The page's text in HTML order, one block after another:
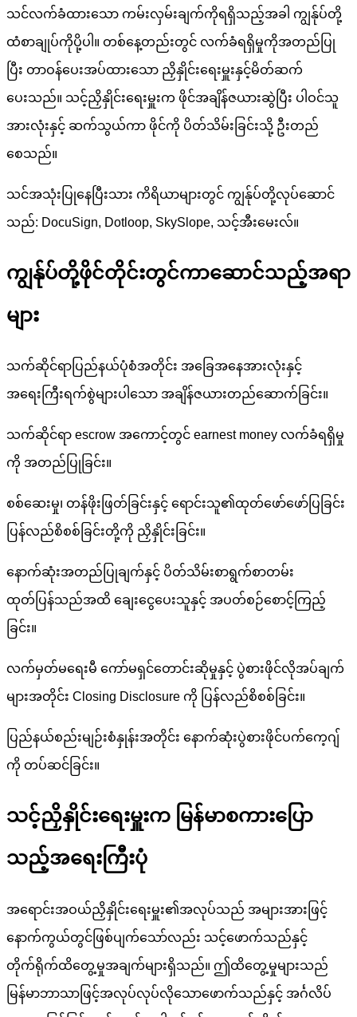
သင်လက်ခံထားသော ကမ်းလှမ်းချက်ကိုရရှိသည့်အခါ ကျွန်ုပ်တို့
ထံစာချုပ်ကိုပို့ပါ။ တစ်နေ့တည်းတွင် လက်ခံရရှိမှုကိုအတည်ပြု
ပြီး တာဝန်ပေးအပ်ထားသော ညှိနှိုင်းရေးမှူးနှင့်မိတ်ဆက်
ပေးသည်။ သင့်ညှိနှိုင်းရေးမှူးက ဖိုင်အချိန်ဇယားဆွဲပြီး ပါဝင်သူ
အားလုံးနှင့် ဆက်သွယ်ကာ ဖိုင်ကို ပိတ်သိမ်းခြင်းသို့ ဦးတည်
စေသည်။
သင်အသုံးပြုနေပြီးသား ကိရိယာများတွင် ကျွန်ုပ်တို့လုပ်ဆောင်
သည်: DocuSign, Dotloop, SkySlope, သင့်အီးမေးလ်။
ကျွန်ုပ်တို့ဖိုင်တိုင်းတွင်ကာဆောင်သည့်အရာ
များ
သက်ဆိုင်ရာပြည်နယ်ပုံစံအတိုင်း အခြေအနေအားလုံးနှင့်
အရေးကြီးရက်စွဲများပါသော အချိန်ဇယားတည်ဆောက်ခြင်း။
သက်ဆိုင်ရာ escrow အကောင့်တွင် earnest money လက်ခံရရှိမှု
ကို အတည်ပြုခြင်း။
စစ်ဆေးမှု၊ တန်ဖိုးဖြတ်ခြင်းနှင့် ရောင်းသူ၏ထုတ်ဖော်ဖော်ပြခြင်း
ပြန်လည်စိစစ်ခြင်းတို့ကို ညှိနှိုင်းခြင်း။
နောက်ဆုံးအတည်ပြုချက်နှင့် ပိတ်သိမ်းစာရွက်စာတမ်း
ထုတ်ပြန်သည်အထိ ချေးငွေပေးသူနှင့် အပတ်စဉ်စောင့်ကြည့်
ခြင်း။
လက်မှတ်မရေးမီ ကော်မရှင်တောင်းဆိုမှုနှင့် ပွဲစားဖိုင်လိုအပ်ချက်
များအတိုင်း Closing Disclosure ကို ပြန်လည်စိစစ်ခြင်း။
ပြည်နယ်စည်းမျဉ်းစံနှုန်းအတိုင်း နောက်ဆုံးပွဲစားဖိုင်ပက်ကေ့ဂျ်
ကို တပ်ဆင်ခြင်း။
သင့်ညှိနှိုင်းရေးမှူးက မြန်မာစကားပြော
သည့်အရေးကြီးပုံ
အရောင်းအဝယ်ညှိနှိုင်းရေးမှူး၏အလုပ်သည် အများအားဖြင့်
နောက်ကွယ်တွင်ဖြစ်ပျက်သော်လည်း သင့်ဖောက်သည်နှင့်
တိုက်ရိုက်ထိတွေ့မှုအချက်များရှိသည်။ ဤထိတွေ့မှုများသည်
မြန်မာဘာသာဖြင့်အလုပ်လုပ်လိုသောဖောက်သည်နှင့် အင်္ဂလိပ်